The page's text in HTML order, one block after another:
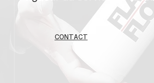
CONTACT